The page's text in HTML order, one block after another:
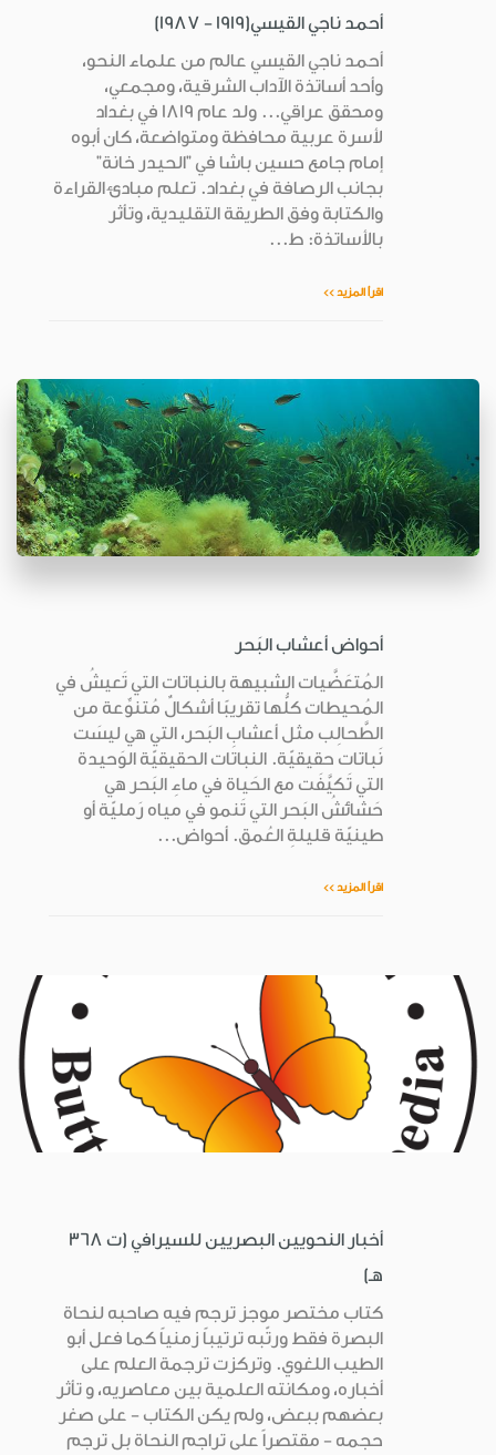
أحمد ناجي القيسي(1919 - 1987)
أحمد ناجي القيسي عالم من علماء النحو،
وأحد أساتذة الآداب الشرقية، ومجمعي،
ومحقق عراقي... ولد عام 1819 في بغداد
لأسرة عربية محافظة ومتواضعة، كان أبوه
إمام جامع حسين باشا في "الحيدر خانة"
بجانب الرصافة في بغداد. تعلم مبادئ القراءة
والكتابة وفق الطريقة التقليدية، وتأثر
بالأساتذة: ط...
اقرأ المزيد >>
أحواض أعشاب البَحر
المُتعَضَّيات الشبيهة بالنباتات التي تَعيشُ في
المُحيطات كلُّها تقريبًا أشكالٌ مُتنوِّعة من
الطَّحالِب مثل أعشابِ البَحر، التي هي ليسَت
نَباتات حقيقيّة. النباتات الحقيقيّة الوَحيدة
التي تَكيَّفَت مع الحَياة في ماءِ البَحر هي
حَشائشُ البَحر التي تَنمو في مياه رَمليّة أو
طينيّة قليلةِ العُمق. أحواض...
اقرأ المزيد >>
أخبار النحويين البصريين للسيرافي (ت 368
هـ)
كتاب مختصر موجز ترجم فيه صاحبه لنحاة
البصرة فقط ورتّبه ترتيباً زمنياً كما فعل أبو
الطيب اللغوي. وتركزت ترجمة العلم على
أخباره، ومكانته العلمية بين معاصريه، و تأثر
بعضهم ببعض، ولم يكن الكتاب - على صغر
حجمه - مقتصراً على تراجم النحاة بل ترجم